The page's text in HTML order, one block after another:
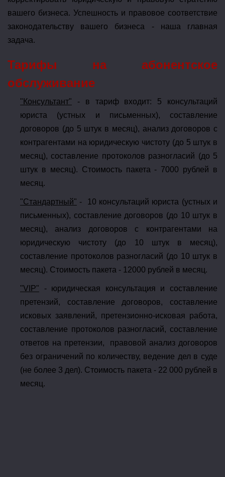
вашего бизнеса. Успешность и правовое соответствие
законодательству вашего бизнеса - наша главная
задача.
Тарифы на абонентское
обслуживание
"Консультант" - в тариф входит: 5 консультаций
юриста (устных и письменных), составление
договоров (до 5 штук в месяц), анализ договоров с
контрагентами на юридическую чистоту (до 5 штук в
месяц), составление протоколов разногласий (до 5
штук в месяц). Стоимость пакета - 7000 рублей в
месяц.
"Стандартный" - 10 консультаций юриста (устных и
письменных), составление договоров (до 10 штук в
месяц), анализ договоров с контрагентами на
юридическую чистоту (до 10 штук в месяц),
составление протоколов разногласий (до 10 штук в
месяц). Стоимость пакета - 12000 рублей в месяц.
"VIP" - юридическая консультация и составление
претензий, составление договоров, составление
исковых заявлений, претензионно-исковая работа,
составление протоколов разногласий, составление
ответов на претензии, правовой анализ договоров
без ограничений по количеству, ведение дел в суде
(не более 3 дел). Стоимость пакета - 22 000 рублей в
месяц.